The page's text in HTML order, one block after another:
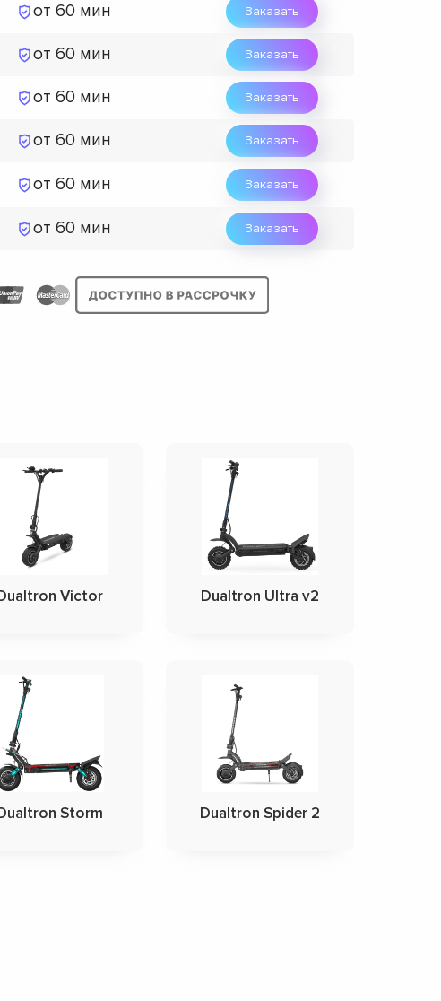
от 60 мин Заказать
от 60 мин Заказать
от 60 мин Заказать
от 60 мин Заказать
от 60 мин Заказать
от 60 мин Заказать
Victor Dualtron Ultra v2
Storm Dualtron Spider 2